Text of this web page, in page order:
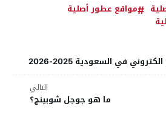
مواقع عطور أصلية
في السعودية 2025-2026
التالي
ما هو جوجل شوبينج؟